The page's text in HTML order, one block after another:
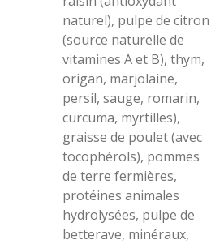
naturel), pulpe de citron
(source naturelle de
vitamines A et B), thym,
origan, marjolaine,
persil, sauge, romarin,
curcuma, myrtilles),
graisse de poulet (avec
tocophérols), pommes
de terre fermières,
protéines animales
hydrolysées, pulpe de
betterave, minéraux,